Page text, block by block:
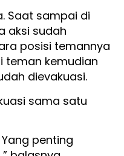
Saat sampai di
aksi sudah
posisi temannya
teman kemudian
dievakuasi.
sama satu
penting